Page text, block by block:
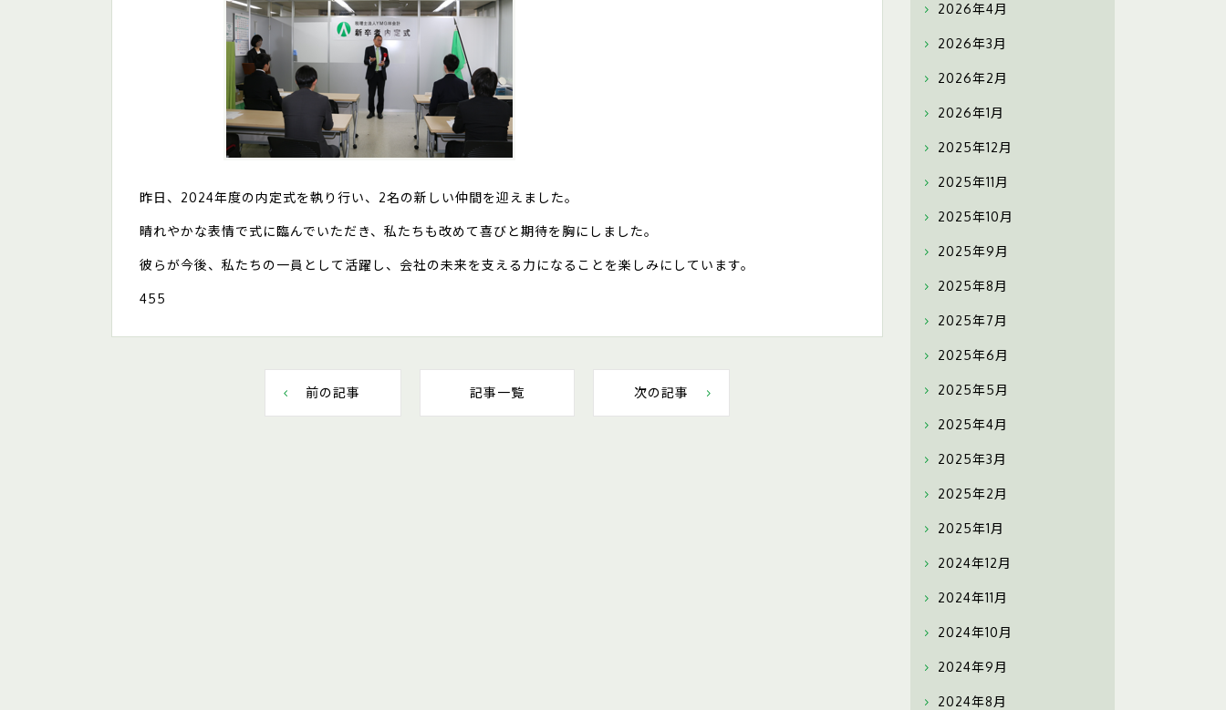
2026年4月
2026年3月
2026年2月
2026年1月
2025年12月
2025年11月
2025年10月
2025年9月
2025年8月
2025年7月
2025年6月
2025年5月
2025年4月
2025年3月
2025年2月
2025年1月
2024年12月
2024年11月
2024年10月
2024年9月
2024年8月
昨日、2024年度の内定式を執り行い、2名の新しい仲間を迎えました。
晴れやかな表情で式に臨んでいただき、私たちも改めて喜びと期待を胸にしました。
彼らが今後、私たちの一員として活躍し、会社の未来を支える力になることを楽しみにしています。
455
前の記事 記事一覧 次の記事